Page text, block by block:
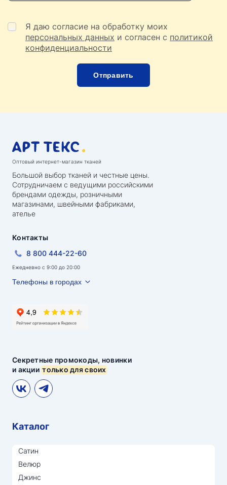
Я даю согласие на обработку моих
персональных данных и согласен с политикой
конфиденциальности
Оптовый интернет-магазин тканей
Большой выбор тканей и честные цены.
Сотрудничаем с ведущими российскими
брендами одежды, розничными
магазинами, швейными фабриками,
ателье
Секретные промокоды, новинки
и акциитолько для своих
Контакты
8 800 444-22-60
Ежедневно с 9:00 до 20:00
Телефоны в городах
Каталог
Сатин
Велюр
Джинс